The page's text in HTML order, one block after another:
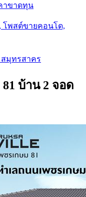
าขาดทุน
โพสต์ขายคอนโด,
มุทรสาคร
บ้าน 2 จอด